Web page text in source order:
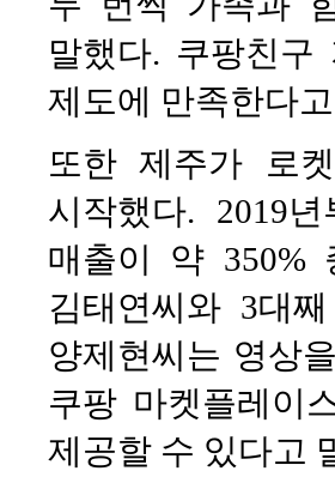
말했다. 쿠팡친
제도에 만족한다
또한 제주가 로
시작했다. 2019
매출이 약 350%
김태연씨와 3대
양제현씨는 영상
쿠팡 마켓플레이
제공할 수 있다고